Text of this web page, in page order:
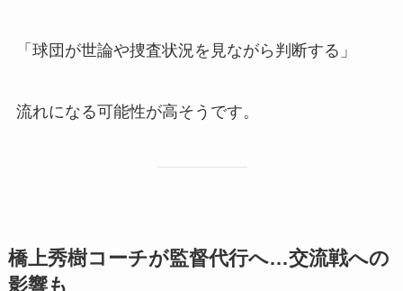
「球団が世論や捜査状況を見ながら判断する」
流れになる可能性が高そうです。
橋上秀樹コーチが監督代行へ…交流戦への
影響も